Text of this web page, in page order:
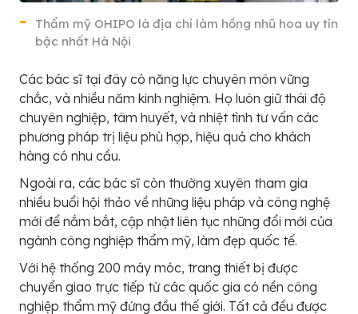
Thẩm mỹ OHIPO là địa chỉ làm hồng nhũ hoa uy tín
bậc nhất Hà Nội
Các bác sĩ tại đây có năng lực chuyên môn vững
chắc, và nhiều năm kinh nghiệm. Họ luôn giữ thái độ
chuyên nghiệp, tâm huyết, và nhiệt tình tư vấn các
phương pháp trị liệu phù hợp, hiệu quả cho khách
hàng có nhu cầu.
Ngoài ra, các bác sĩ còn thường xuyên tham gia
nhiều buổi hội thảo về những liệu pháp và công nghệ
mới để nắm bắt, cập nhật liên tục những đổi mới của
ngành công nghiệp thẩm mỹ, làm đẹp quốc tế.
Với hệ thống 200 máy móc, trang thiết bị được
chuyển giao trực tiếp từ các quốc gia có nền công
nghiệp thẩm mỹ đứng đầu thế giới. Tất cả đều được